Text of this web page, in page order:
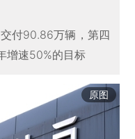
付90.86万辆，第四
增速50%的目标
原图